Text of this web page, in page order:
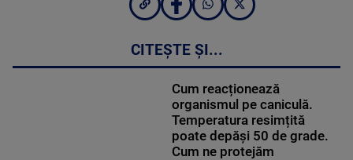
CITEȘTE ȘI...
Cum reacționează
organismul pe caniculă.
Temperatura resimțită
poate depăși 50 de grade.
Cum ne protejăm